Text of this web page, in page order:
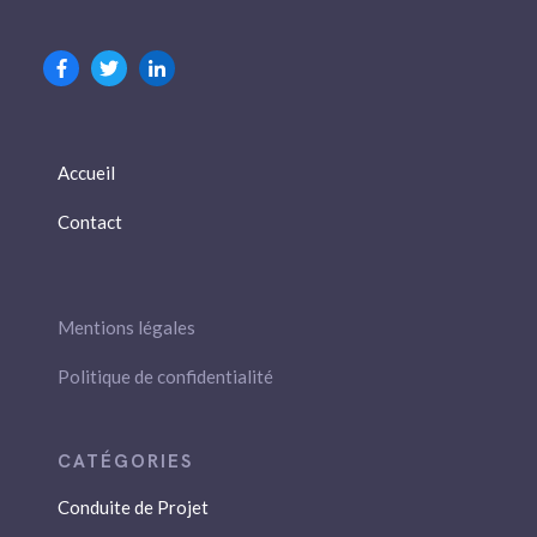
Accueil
Contact
Mentions légales
Politique de confidentialité
Conduite de Projet